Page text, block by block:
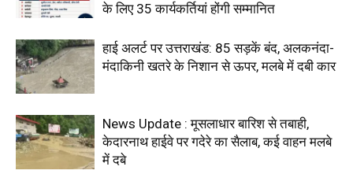
के लिए 35 कार्यकर्तियां होंगी सम्मानित
हाई अलर्ट पर उत्तराखंड: 85 सड़कें बंद, अलकनंदा-
मंदाकिनी खतरे के निशान से ऊपर, मलबे में दबी कार
News Update : मूसलाधार बारिश से तबाही,
केदारनाथ हाईवे पर गदेरे का सैलाब, कई वाहन मलबे
में दबे